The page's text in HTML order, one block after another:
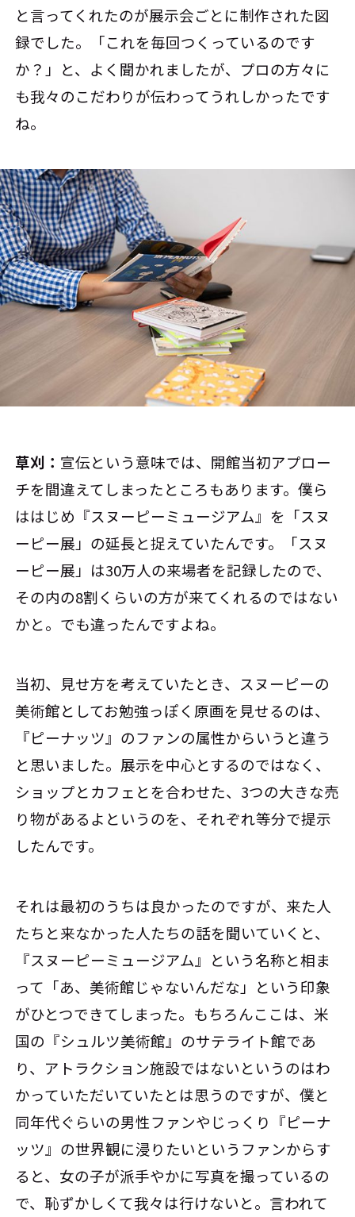
と言ってくれたのが展示会ごとに制作された図
録でした。「これを毎回つくっているのです
か？」と、よく聞かれましたが、プロの方々に
も我々のこだわりが伝わってうれしかったです
ね。
草刈： 宣伝という意味では、開館当初アプロー
チを間違えてしまったところもあります。僕ら
ははじめ『スヌーピーミュージアム』を「スヌ
ーピー展」の延長と捉えていたんです。「スヌ
ーピー展」は30万人の来場者を記録したので、
その内の8割くらいの方が来てくれるのではない
かと。でも違ったんですよね。
当初、見せ方を考えていたとき、スヌーピーの
美術館としてお勉強っぽく原画を見せるのは、
『ピーナッツ』のファンの属性からいうと違う
と思いました。展示を中心とするのではなく、
ショップとカフェとを合わせた、3つの大きな売
り物があるよというのを、それぞれ等分で提示
したんです。
それは最初のうちは良かったのですが、来た人
たちと来なかった人たちの話を聞いていくと、
『スヌーピーミュージアム』という名称と相ま
って「あ、美術館じゃないんだな」という印象
がひとつできてしまった。もちろんここは、米
国の『シュルツ美術館』のサテライト館であ
り、アトラクション施設ではないというのはわ
かっていただいていたとは思うのですが、僕と
同年代ぐらいの男性ファンやじっくり『ピーナ
ッツ』の世界観に浸りたいというファンからす
ると、女の子が派手やかに写真を撮っているの
で、恥ずかしくて我々は行けないと。言われて